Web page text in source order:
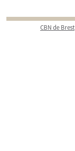
CBN de Brest